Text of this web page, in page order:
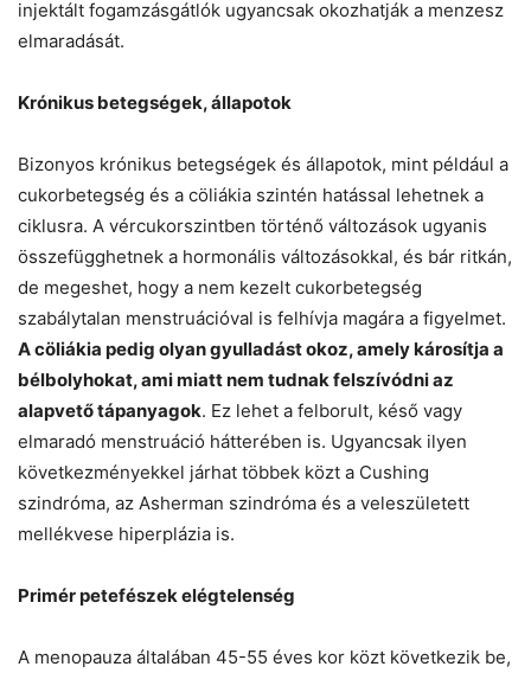
injektált fogamzásgátlók ugyancsak okozhatják a menzesz
elmaradását.
Krónikus betegségek, állapotok
Bizonyos krónikus betegségek és állapotok, mint például a
cukorbetegség és a cöliákia szintén hatással lehetnek a
ciklusra. A vércukorszintben történő változások ugyanis
összefügghetnek a hormonális változásokkal, és bár ritkán,
de megeshet, hogy a nem kezelt cukorbetegség
szabálytalan menstruációval is felhívja magára a figyelmet.
A cöliákia pedig olyan gyulladást okoz, amely károsítja a
bélbolyhokat, ami miatt nem tudnak felszívódni az
alapvető tápanyagok. Ez lehet a felborult, késő vagy
elmaradó menstruáció hátterében is. Ugyancsak ilyen
következményekkel járhat többek közt a Cushing
szindróma, az Asherman szindróma és a veleszületett
mellékvese hiperplázia is.
Primér petefészek elégtelenség
A menopauza általában 45-55 éves kor közt következik be,